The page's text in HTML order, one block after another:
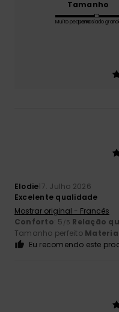
Tamanho
Muito pequenoDemasiado
Elodie17. Julho 2026
Excelente qualidade
Mostrar original - Francês
Conforto: 5 /5 Relação
Tamanho perfeito
Eu recomendo este